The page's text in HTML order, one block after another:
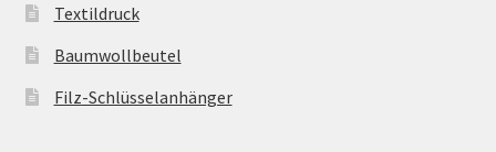
Textildruck
Baumwollbeutel
Filz-Schlüsselanhänger